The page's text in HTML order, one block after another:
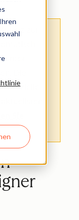
zur
Die
offizielle
Sie